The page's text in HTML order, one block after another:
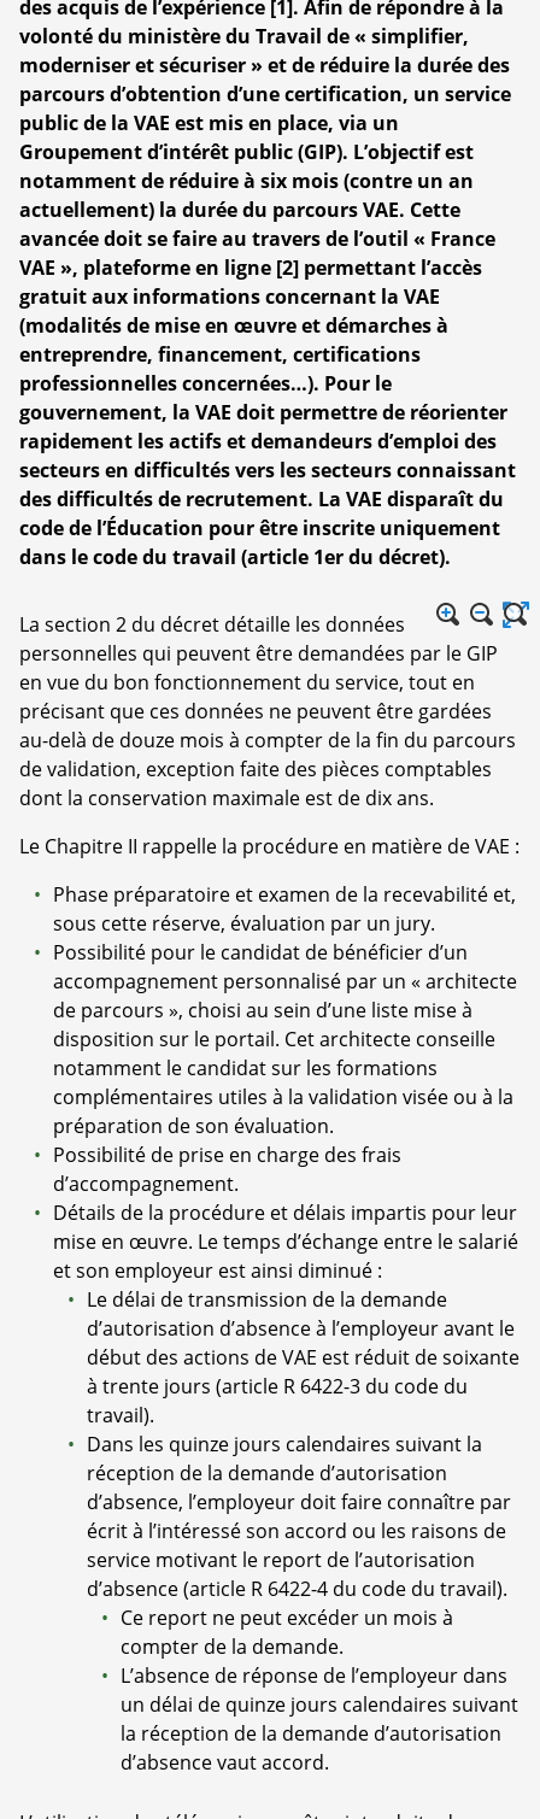
des acquis de l’expérience [1]. Afin de répondre à la
volonté du ministère du Travail de « simplifier,
moderniser et sécuriser » et de réduire la durée des
parcours d’obtention d’une certification, un service
public de la VAE est mis en place, via un
Groupement d’intérêt public (GIP). L’objectif est
notamment de réduire à six mois (contre un an
actuellement) la durée du parcours VAE. Cette
avancée doit se faire au travers de l’outil « France
VAE », plateforme en ligne [2] permettant l’accès
gratuit aux informations concernant la VAE
(modalités de mise en œuvre et démarches à
entreprendre, financement, certifications
professionnelles concernées…). Pour le
gouvernement, la VAE doit permettre de réorienter
rapidement les actifs et demandeurs d’emploi des
secteurs en difficultés vers les secteurs connaissant
des difficultés de recrutement. La VAE disparaît du
code de l’Éducation pour être inscrite uniquement
dans le code du travail (article 1er du décret).
La section 2 du décret détaille les données
personnelles qui peuvent être demandées par le GIP
en vue du bon fonctionnement du service, tout en
précisant que ces données ne peuvent être gardées
au-delà de douze mois à compter de la fin du parcours
de validation, exception faite des pièces comptables
dont la conservation maximale est de dix ans.
Le Chapitre II rappelle la procédure en matière de VAE :
Phase préparatoire et examen de la recevabilité et,
sous cette réserve, évaluation par un jury.
Possibilité pour le candidat de bénéficier d’un
accompagnement personnalisé par un « architecte
de parcours », choisi au sein d’une liste mise à
disposition sur le portail. Cet architecte conseille
notamment le candidat sur les formations
complémentaires utiles à la validation visée ou à la
préparation de son évaluation.
Possibilité de prise en charge des frais
d’accompagnement.
Détails de la procédure et délais impartis pour leur
mise en œuvre. Le temps d’échange entre le salarié
et son employeur est ainsi diminué :
Le délai de transmission de la demande
d’autorisation d’absence à l’employeur avant le
début des actions de VAE est réduit de soixante
à trente jours (article R 6422-3 du code du
travail).
Dans les quinze jours calendaires suivant la
réception de la demande d’autorisation
d’absence, l’employeur doit faire connaître par
écrit à l’intéressé son accord ou les raisons de
service motivant le report de l’autorisation
d’absence (article R 6422-4 du code du travail).
Ce report ne peut excéder un mois à
compter de la demande.
L’absence de réponse de l’employeur dans
un délai de quinze jours calendaires suivant
la réception de la demande d’autorisation
d’absence vaut accord.